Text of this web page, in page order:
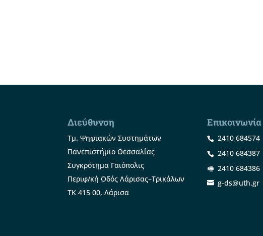
Διεύθυνση
Τμ. Ψηφιακών Συστημάτων
Πανεπιστήμιο Θεσσαλίας
Συγκρότημα Γαιόπολις
Περιφ/κή Οδός Λάρισας–Τρικάλων
ΤΚ 415 00, Λάρισα
Επικοινωνία
2410 684574
2410 684387
2410 684386
g-ds@uth.gr